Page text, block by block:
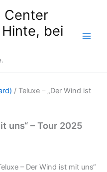
Center
bei
/ Teluxe – „Der Wind ist
uns“ – Tour 2025
– Der Wind ist mit uns“